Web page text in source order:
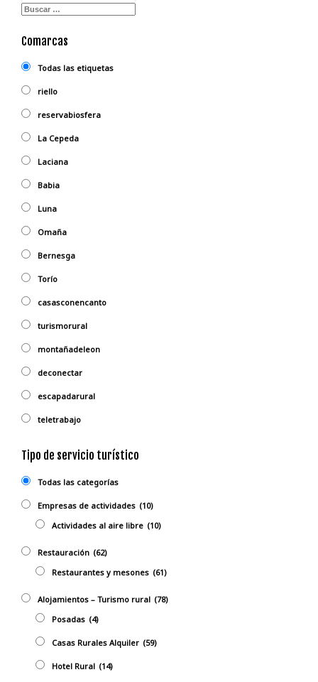
Comarcas
Todas las etiquetas
riello
reservabiosfera
La Cepeda
Laciana
Babia
Luna
Omaña
Bernesga
Torío
casasconencanto
turismorural
montañadeleon
deconectar
escapadarural
teletrabajo
Tipo de servicio turístico
Todas las categorías
Empresas de actividades (10)
Actividades al aire libre (10)
Restauración (62)
Restaurantes y mesones (61)
Alojamientos – Turismo rural (78)
Posadas (4)
Casas Rurales Alquiler (59)
Hotel Rural (14)